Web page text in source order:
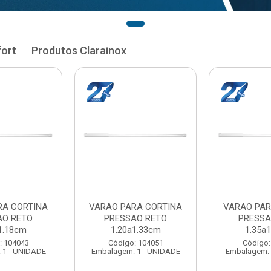
Produtos Clarainox
CORTINA
RETO
104051
- UNIDADE
VARAO PARA CORTINA
PRESSAO RETO
1.35a1.48cm
Código: 104060
Embalagem: 1 - UNIDADE
VARAO
Embalagem: